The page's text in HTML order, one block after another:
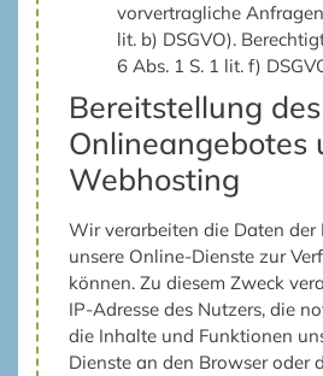
vorvertragliche
lit. b) DSGVO).
6 Abs. 1 S. 1 lit. f)
Bereitstellung des
Onlineangebotes
Webhosting
Wir verarbeiten die Daten der
unsere Online-Dienste zur
können. Zu diesem Zweck
IP-Adresse des Nutzers, die
die Inhalte und Funktionen
Dienste an den Browser oder